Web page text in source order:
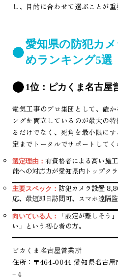
し、目的に合わせて選ぶことが重
愛知県の防犯カ
めランキング5選
1位：ピカくま名古屋
電気工事のプロ集団として、確
ングを両立しているのが最大の
るだけでなく、死角を最小限に
定までトータルでサポートしてく
選定理由： 有資格者による高い施
能への対応力が愛知県内トップクラ
主要スペック： 防犯カメラ設置
応、最短即日訪問可、スマホ遠隔監
向いている人：
「設定が難しそう
い」という初心者の方。
ピカくま名古屋営業所
住所：〒464-0044 愛知県名古屋
−４